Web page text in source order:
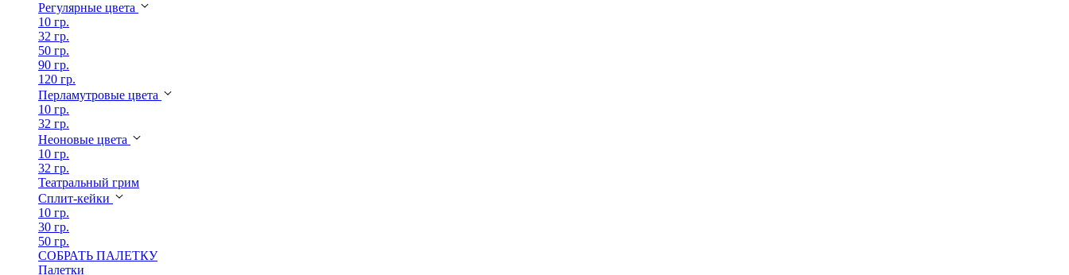
Регулярные цвета
10 гр.
32 гр.
50 гр.
90 гр.
120 гр.
Перламутровые цвета
10 гр.
32 гр.
Неоновые цвета
10 гр.
32 гр.
Театральный грим
Сплит-кейки
10 гр.
30 гр.
50 гр.
СОБРАТЬ ПАЛЕТКУ
Палетки